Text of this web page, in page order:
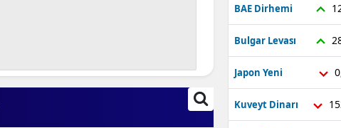
Çorum
BAE Dirhemi
Bulgar Levası
Japon Yeni
Kuveyt Dinarı